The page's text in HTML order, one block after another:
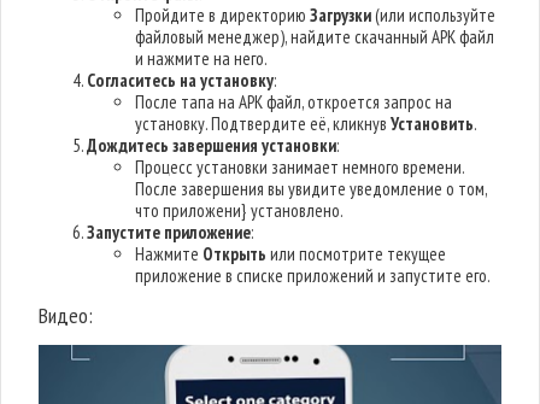
Пройдите в директориюЗагрузки(или используйте
файловый менеджер), найдите скачанный APK файл
и нажмите на него.
Согласитесь на установку:
После тапа на APK файл, откроется запрос на
установку. Подтвердите её, кликнувУстановить.
Дождитесь завершения установки:
Процесс установки занимает немного времени.
После завершения вы увидите уведомление о том,
что приложени} установлено.
Запустите приложение:
Нажмите Открыть или посмотрите текущее
приложение в списке приложений и запустите его.
Видео: